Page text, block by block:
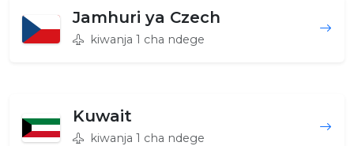
Jamhuri ya Czech
kiwanja 1 cha ndege
Kuwait
kiwanja 1 cha ndege